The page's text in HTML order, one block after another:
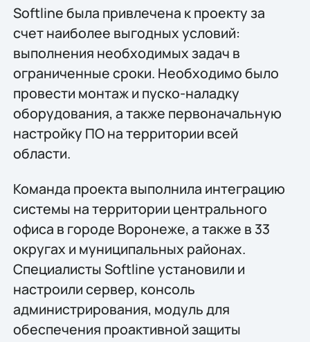
Softline была привлечена к проекту за
счет наиболее выгодных условий:
выполнения необходимых задач в
ограниченные сроки. Необходимо было
провести монтаж и пуско-наладку
оборудования, а также первоначальную
настройку ПО на территории всей
области.
Команда проекта выполнила интеграцию
системы на территории центрального
офиса в городе Воронеже, а также в 33
округах и муниципальных районах.
Специалисты Softline установили и
настроили сервер, консоль
администрирования, модуль для
обеспечения проактивной защиты